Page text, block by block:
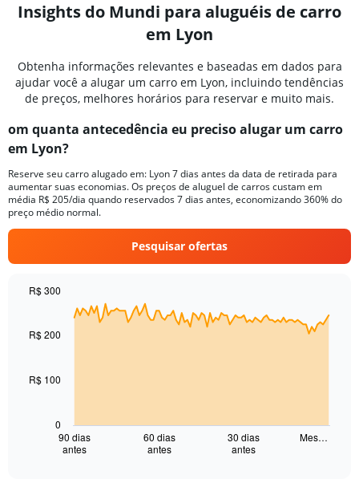
Insights do Mundi para aluguéis de carro
em Lyon
Obtenha informações relevantes e baseadas em dados para
ajudar você a alugar um carro em Lyon, incluindo tendências
de preços, melhores horários para reservar e muito mais.
om quanta antecedência eu preciso alugar um carro
em Lyon?
Reserve seu carro alugado em: Lyon 7 dias antes da data de retirada para
aumentar suas economias. Os preços de aluguel de carros custam em
média R$ 205/dia quando reservados 7 dias antes, economizando 360% do
preço médio normal.
Pesquisar ofertas
91
The
90 dias
antes
60 dias
antes
30 dias
antes
Mes…
0
R$ 100
R$ 200
R$ 300